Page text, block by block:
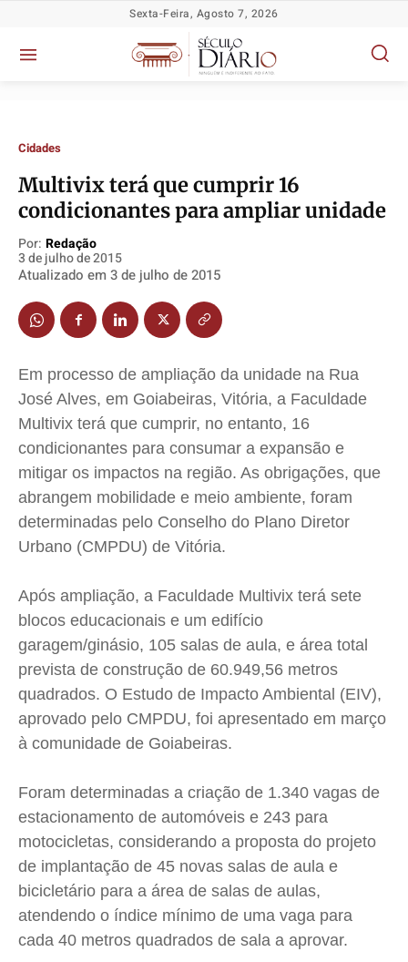
Política
TV Século
Educação
Meio Ambiente
Saúde
Cidades
Direitos
Economia
Cultura
Colunas
Gustavo Bastos
Jr Mignone (in memorian)
Wanda Sily
Publicidade Legal
Anuncie
Quem Somos
Expediente
Contato
Anuncie
Termos de Uso
Política
TV Século
Educação
Meio Ambiente
Saúde
Cidades
Direitos
Economia
Cultura
Colunas
Gustavo Bastos
Jr Mignone (in memorian)
Wanda Sily
Publicidade Legal
Anuncie
Quem Somos
Expediente
Contato
Anuncie
Termos de Uso
Política
TV Século
Educação
Meio Ambiente
Saúde
Cidades
Direitos
Economia
Cultura
Colunas
Gustavo Bastos
Jr Mignone (in memorian)
Wanda Sily
Publicidade Legal
Anuncie
Quem Somos
Expediente
Contato
Anuncie
Termos de Uso
Política
TV Século
Educação
Meio Ambiente
Saúde
Cidades
Direitos
Economia
Cultura
Colunas
Gustavo Bastos
Jr Mignone (in memorian)
Wanda Sily
Publicidade Legal
Anuncie
Quem Somos
Expediente
Contato
Anuncie
Termos de Uso
Sexta-Feira, Agosto 7, 2026
Cidades
Multivix terá que cumprir 16
condicionantes para ampliar unidade
Por: Redação
3 de julho de 2015
Atualizado em 3 de julho de 2015
Em processo de ampliação da unidade na Rua
José Alves, em Goiabeiras, Vitória, a Faculdade
Multivix terá que cumprir, no entanto, 16
condicionantes para consumar a expansão e
mitigar os impactos na região. As obrigações, que
abrangem mobilidade e meio ambiente, foram
determinadas pelo Conselho do Plano Diretor
Urbano (CMPDU) de Vitória.
Após ampliação, a Faculdade Multivix terá sete
blocos educacionais e um edifício
garagem/ginásio, 105 salas de aula, e área total
prevista de construção de 60.949,56 metros
quadrados. O Estudo de Impacto Ambiental (EIV),
aprovado pelo CMPDU, foi apresentado em março
à comunidade de Goiabeiras.
Foram determinadas a criação de 1.340 vagas de
estacionamento de automóveis e 243 para
motocicletas, considerando a proposta do projeto
de implantação de 45 novas salas de aula e
bicicletário para a área de salas de aulas,
atendendo o índice mínimo de uma vaga para
cada 40 metros quadrados de sala a aprovar.